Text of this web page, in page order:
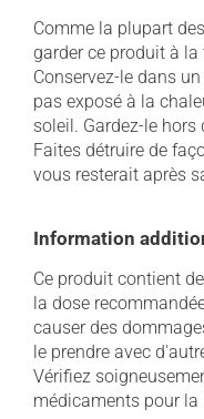
Comme la plupart
garder ce produit à
Conservez-le dans
pas exposé à la
soleil. Gardez-le hors
Faites détruire de
vous resterait après
Information
Ce produit contient
la dose
causer des
le prendre avec
Vérifiez
médicaments pour la